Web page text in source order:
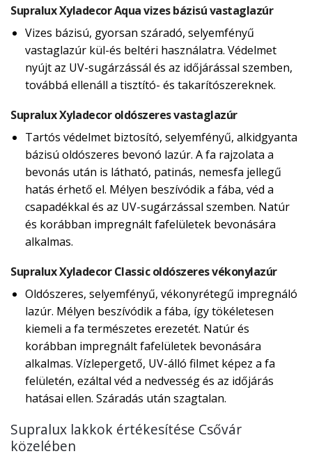
Supralux Xyladecor Aqua vizes bázisú vastaglazúr
Vizes bázisú, gyorsan száradó, selyemfényű
vastaglazúr kül-és beltéri használatra. Védelmet
nyújt az UV-sugárzássál és az időjárással szemben,
továbbá ellenáll a tisztító- és takarítószereknek.
Supralux Xyladecor oldószeres vastaglazúr
Tartós védelmet biztosító, selyemfényű, alkidgyanta
bázisú oldószeres bevonó lazúr. A fa rajzolata a
bevonás után is látható, patinás, nemesfa jellegű
hatás érhető el. Mélyen beszívódik a fába, véd a
csapadékkal és az UV-sugárzással szemben. Natúr
és korábban impregnált fafelületek bevonására
alkalmas.
Supralux Xyladecor Classic oldószeres vékonylazúr
Oldószeres, selyemfényű, vékonyrétegű impregnáló
lazúr. Mélyen beszívódik a fába, így tökéletesen
kiemeli a fa természetes erezetét. Natúr és
korábban impregnált fafelületek bevonására
alkalmas. Vízlepergető, UV-álló filmet képez a fa
felületén, ezáltal véd a nedvesség és az időjárás
hatásai ellen. Száradás után szagtalan.
Supralux lakkok értékesítése Csővár
közelében